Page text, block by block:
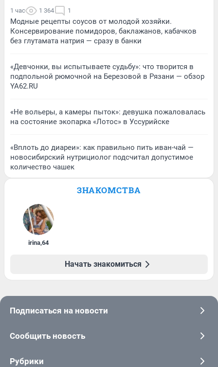
1 час 1 364 1
Модные рецепты соусов от молодой хозяйки.
Консервирование помидоров, баклажанов, кабачков
без глутамата натрия — сразу в банки
«Девчонки, вы испытываете судьбу»: что творится в
подпольной рюмочной на Березовой в Рязани — обзор
YA62.RU
«Не вольеры, а камеры пыток»: девушка пожаловалась
на состояние экопарка «Лотос» в Уссурийске
«Вплоть до диареи»: как правильно пить иван-чай —
новосибирский нутрициолог подсчитал допустимое
количество чашек
ЗНАКОМСТВА
irina,64
Начать знакомиться
Подписаться на новости
Сообщить новость
Рубрики